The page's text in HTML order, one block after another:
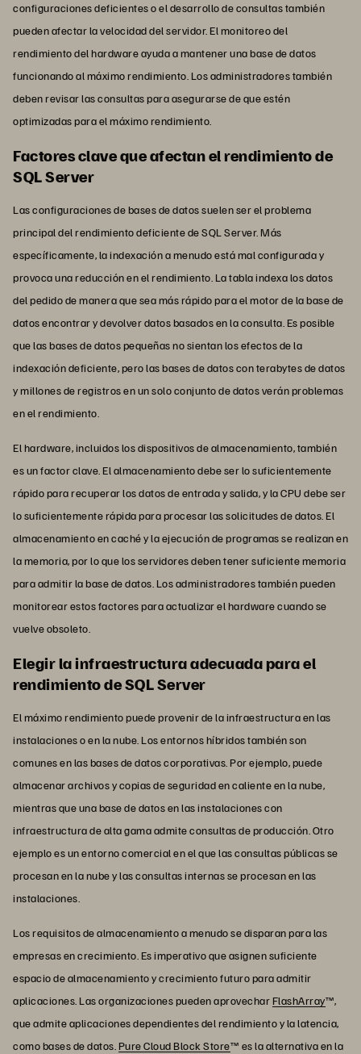
configuraciones deficientes o el desarrollo de consultas también
pueden afectar la velocidad del servidor. El monitoreo del
rendimiento del hardware ayuda a mantener una base de datos
funcionando al máximo rendimiento. Los administradores también
deben revisar las consultas para asegurarse de que estén
optimizadas para el máximo rendimiento.
Factores clave que afectan el rendimiento de
SQL Server
Las configuraciones de bases de datos suelen ser el problema
principal del rendimiento deficiente de SQL Server. Más
específicamente, la indexación a menudo está mal configurada y
provoca una reducción en el rendimiento. La tabla indexa los datos
del pedido de manera que sea más rápido para el motor de la base de
datos encontrar y devolver datos basados en la consulta. Es posible
que las bases de datos pequeñas no sientan los efectos de la
indexación deficiente, pero las bases de datos con terabytes de datos
y millones de registros en un solo conjunto de datos verán problemas
en el rendimiento.
El hardware, incluidos los dispositivos de almacenamiento, también
es un factor clave. El almacenamiento debe ser lo suficientemente
rápido para recuperar los datos de entrada y salida, y la CPU debe ser
lo suficientemente rápida para procesar las solicitudes de datos. El
almacenamiento en caché y la ejecución de programas se realizan en
la memoria, por lo que los servidores deben tener suficiente memoria
para admitir la base de datos. Los administradores también pueden
monitorear estos factores para actualizar el hardware cuando se
vuelve obsoleto.
Elegir la infraestructura adecuada para el
rendimiento de SQL Server
El máximo rendimiento puede provenir de la infraestructura en las
instalaciones o en la nube. Los entornos híbridos también son
comunes en las bases de datos corporativas. Por ejemplo, puede
almacenar archivos y copias de seguridad en caliente en la nube,
mientras que una base de datos en las instalaciones con
infraestructura de alta gama admite consultas de producción. Otro
ejemplo es un entorno comercial en el que las consultas públicas se
procesan en la nube y las consultas internas se procesan en las
instalaciones.
Los requisitos de almacenamiento a menudo se disparan para las
empresas en crecimiento. Es imperativo que asignen suficiente
espacio de almacenamiento y crecimiento futuro para admitir
aplicaciones. Las organizaciones pueden aprovecharFlashArray™,
que admite aplicaciones dependientes del rendimiento y la latencia,
como bases de datos.Pure Cloud Block Store™ es la alternativa en la